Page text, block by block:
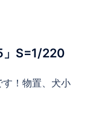
」S=1/220
！物置、犬小